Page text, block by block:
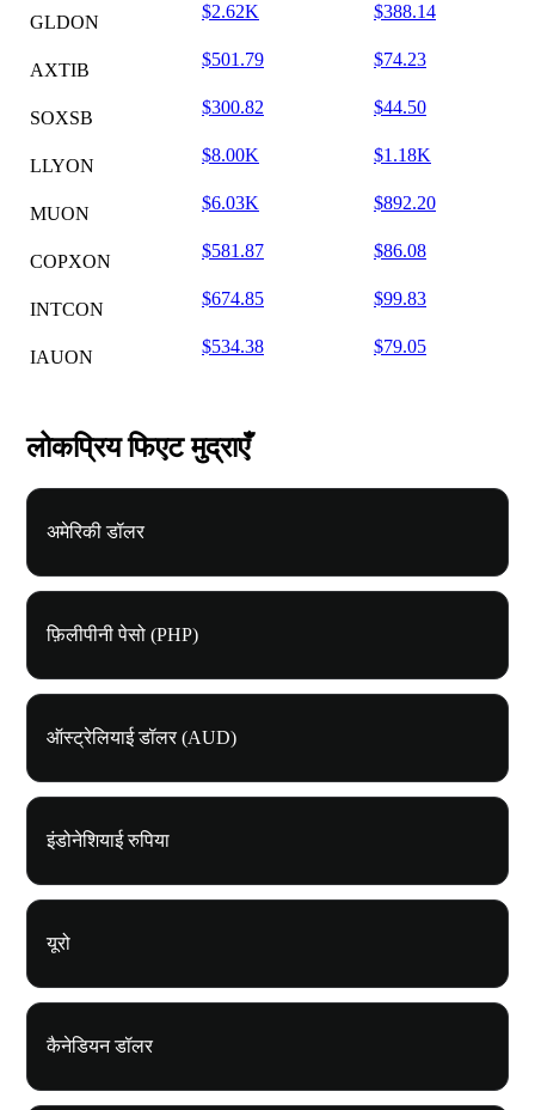
GLDON
$2.62K $388.14
AXTIB
$501.79 $74.23
SOXSB
$300.82 $44.50
LLYON
$8.00K $1.18K
MUON
$6.03K $892.20
COPXON
$581.87 $86.08
INTCON
$674.85 $99.83
IAUON
$534.38 $79.05
लोकप्रिय फिएट मुद्राएँ
अमेरिकी डॉलर
फ़िलीपीनी पेसो (PHP)
ऑस्ट्रेलियाई डॉलर (AUD)
इंडोनेशियाई रुपिया
यूरो
कैनेडियन डॉलर